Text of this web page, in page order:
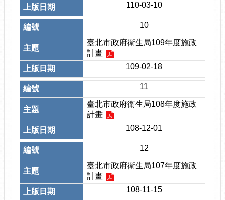
110-03-10
10
臺北市政府衛生局109年度施政
計畫
109-02-18
11
臺北市政府衛生局108年度施政
計畫
108-12-01
12
臺北市政府衛生局107年度施政
計畫
108-11-15